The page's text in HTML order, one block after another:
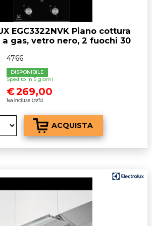
EGC3322NVK Piano cottura
a gas, vetro nero, 2 fuochi 30
4766
DISPONIBILE
Spedito in 5 giorni
€269,00
Iva inclusa (22%)